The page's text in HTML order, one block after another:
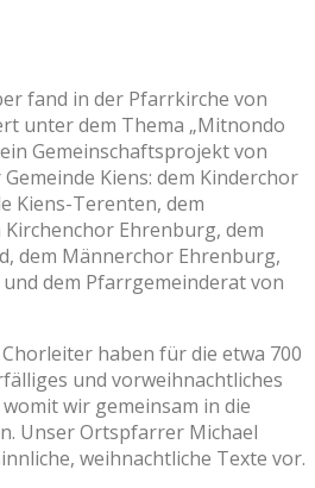
fand in der Pfarrkirche von
unter dem Thema „Mitnondo
Gemeinschaftsprojekt von
Kiens: dem Kinderchor
Kiens-Terenten, dem
Ehrenburg, dem
dem Männerchor Ehrenburg,
dem Pfarrgemeinderat von
haben für die etwa 700
und vorweihnachtliches
wir gemeinsam in die
Unser Ortspfarrer Michael
weihnachtliche Texte vor.